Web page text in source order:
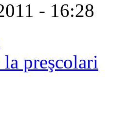
- 16:28
preşcolari